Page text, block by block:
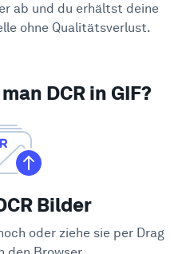
ab und du erhältst deine
ohne Qualitätsverlust.
DCR in GIF?
Bilder
oder ziehe sie per Drag